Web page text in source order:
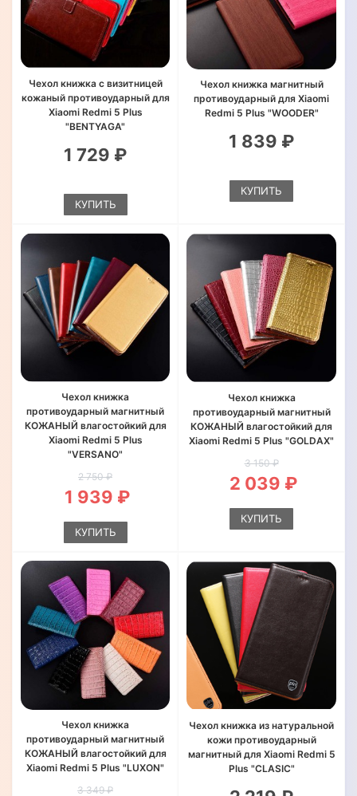
Чехол книжка с визитницей
кожаный противоударный для
Xiaomi Redmi 5 Plus
"BENTYAGA"
1 729 ₽
КУПИТЬ
Чехол книжка магнитный
противоударный для Xiaomi
Redmi 5 Plus "WOODER"
1 839 ₽
КУПИТЬ
Чехол книжка
противоударный магнитный
КОЖАНЫЙ влагостойкий для
Xiaomi Redmi 5 Plus
"VERSANO"
2 750 ₽
1 939 ₽
КУПИТЬ
Чехол книжка
противоударный магнитный
КОЖАНЫЙ влагостойкий для
Xiaomi Redmi 5 Plus "GOLDAX"
3 150 ₽
2 039 ₽
КУПИТЬ
Чехол книжка
противоударный магнитный
КОЖАНЫЙ влагостойкий для
Xiaomi Redmi 5 Plus "LUXON"
3 349 ₽
Чехол книжка из натуральной
кожи противоударный
магнитный для Xiaomi Redmi 5
Plus "CLASIC"